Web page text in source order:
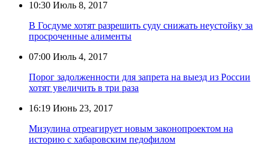
10:30 Июль 8, 2017
В Госдуме хотят разрешить суду снижать неустойку за
просроченные алименты
07:00 Июль 4, 2017
Порог задолженности для запрета на выезд из России
хотят увеличить в три раза
16:19 Июнь 23, 2017
Мизулина отреагирует новым законопроектом на
историю с хабаровским педофилом